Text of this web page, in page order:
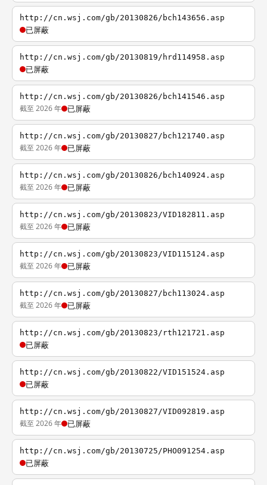
http://cn.wsj.com/gb/20130826/bch143656.asp
已屏蔽
http://cn.wsj.com/gb/20130819/hrd114958.asp
已屏蔽
http://cn.wsj.com/gb/20130826/bch141546.asp
截至 2026 年 已屏蔽
http://cn.wsj.com/gb/20130827/bch121740.asp
截至 2026 年 已屏蔽
http://cn.wsj.com/gb/20130826/bch140924.asp
截至 2026 年 已屏蔽
http://cn.wsj.com/gb/20130823/VID182811.asp
截至 2026 年 已屏蔽
http://cn.wsj.com/gb/20130823/VID115124.asp
截至 2026 年 已屏蔽
http://cn.wsj.com/gb/20130827/bch113024.asp
截至 2026 年 已屏蔽
http://cn.wsj.com/gb/20130823/rth121721.asp
已屏蔽
http://cn.wsj.com/gb/20130822/VID151524.asp
已屏蔽
http://cn.wsj.com/gb/20130827/VID092819.asp
截至 2026 年 已屏蔽
http://cn.wsj.com/gb/20130725/PHO091254.asp
已屏蔽